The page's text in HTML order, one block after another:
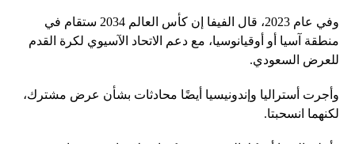
وفي عام 2023، قال الفيفا إن كأس العالم 2034 ستقام في
منطقة آسيا أو أوقيانوسيا، مع دعم الاتحاد الآسيوي لكرة القدم
للعرض السعودي.
وأجرت أستراليا وإندونيسيا أيضًا محادثات بشأن عرض مشترك،
لكنهما انسحبتا.